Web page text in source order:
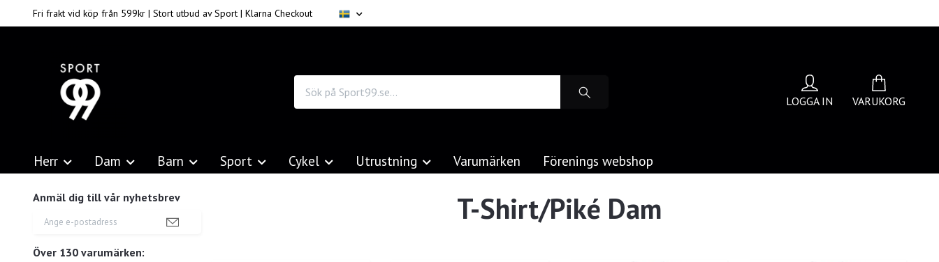
Fri frakt vid köp från 599kr | Stort utbud av Sport | Klarna Checkout
LOGGA IN VARUKORG
Herr Dam Barn Sport Cykel Utrustning Varumärken Förenings webshop
Anmäl dig till vår nyhetsbrev
Över 130 varumärken:
T-Shirt/Piké Dam